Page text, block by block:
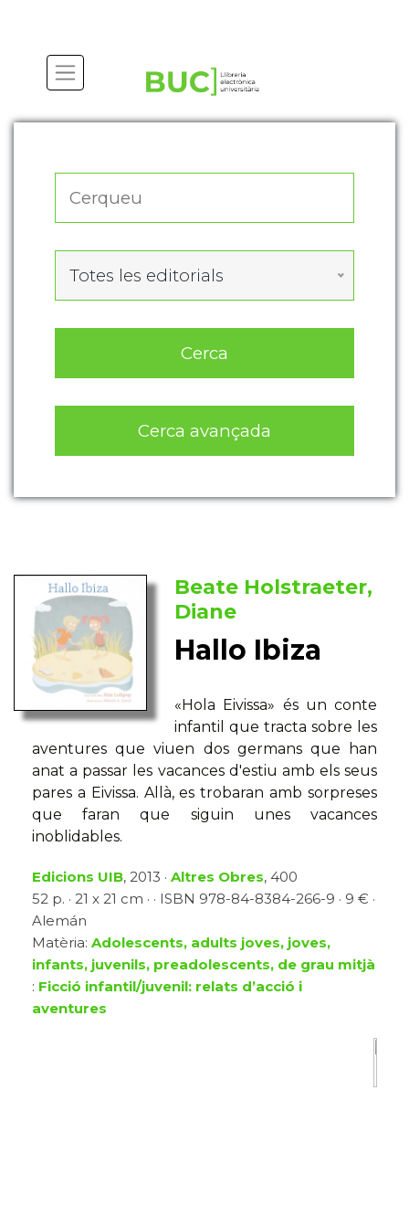
Totes les editorials
Cerca
Cerca avançada
Beate Holstraeter,
Diane
Hallo Ibiza
«Hola Eivissa» és un conte
infantil que tracta sobre les
aventures que viuen dos germans que han
anat a passar les vacances d'estiu amb els seus
pares a Eivissa. Allà, es trobaran amb sorpreses
que faran que siguin unes vacances
inoblidables.
Edicions UIB, 2013 · Altres Obres, 400
52 p. · 21 x 21 cm · · ISBN 978-84-8384-266-9 · 9 € ·
Alemán
Matèria: Adolescents, adults joves, joves,
infants, juvenils, preadolescents, de grau mitjà
: Ficció infantil/juvenil: relats d’acció i
aventures